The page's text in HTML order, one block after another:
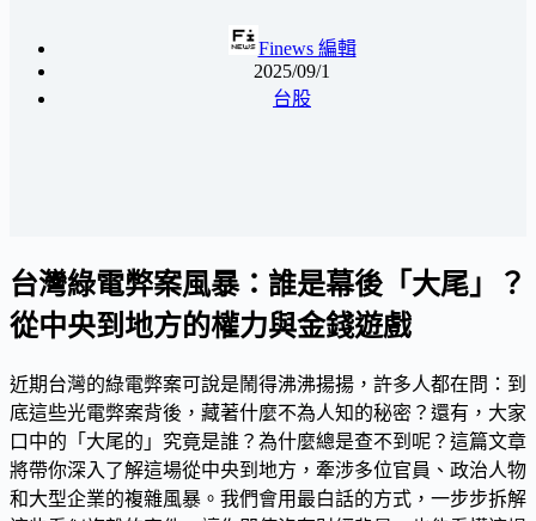
Finews 編輯
2025/09/1
台股
台灣綠電弊案風暴：誰是幕後「大尾」？
從中央到地方的權力與金錢遊戲
近期台灣的綠電弊案可說是鬧得沸沸揚揚，許多人都在問：到
底這些光電弊案背後，藏著什麼不為人知的秘密？還有，大家
口中的「大尾的」究竟是誰？為什麼總是查不到呢？這篇文章
將帶你深入了解這場從中央到地方，牽涉多位官員、政治人物
和大型企業的複雜風暴。我們會用最白話的方式，一步步拆解